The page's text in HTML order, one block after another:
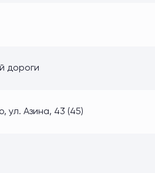
дороги
ул. Азина, 43 (45)